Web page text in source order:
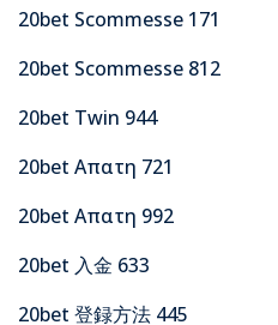
20bet Scommesse 171
20bet Scommesse 812
20bet Twin 944
20bet Απατη 721
20bet Απατη 992
20bet 入金 633
20bet 登録方法 445